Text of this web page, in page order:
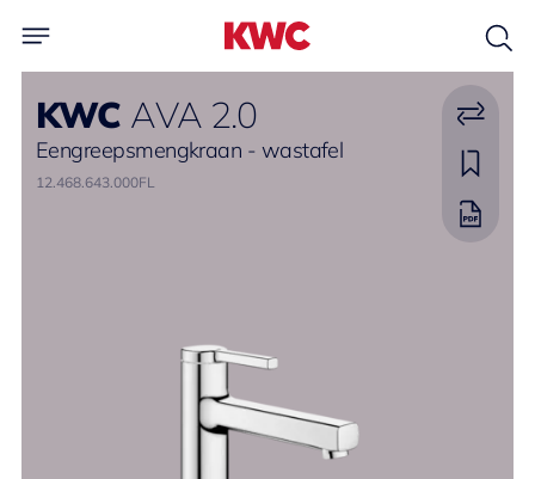
KWC AVA 2.0
Eengreepsmengkraan - wastafel
12.468.643.000FL